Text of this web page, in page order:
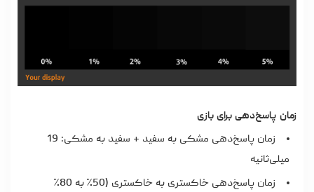
زمان پاسخ‌دهی برای بازی
زمان پاسخ‌دهی مشکی به سفید + سفید به مشکی: 19
میلی‌ثانیه
زمان پاسخ‌دهی خاکستری به خاکستری (50٪ به 80٪